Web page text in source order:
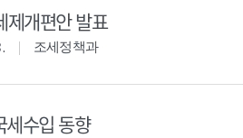
제개편안 발표
조세정책과
수입 동향